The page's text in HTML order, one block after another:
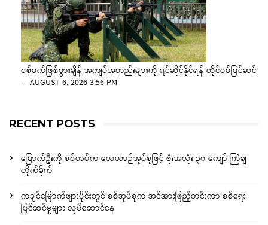
စစ်မက်ဖြစ်ပွားချိန် အကျပ်အတည်းများကို ရင်ဆိုင်နိုင်ရန် ထိုင်ဝမ်ပြင်ဆင်
—AUGUST 6, 2026 3:56 PM
RECENT POSTS
မြောက်ဦးကို စစ်တပ်က လေယာဉ်အုပ်စုဖြင့် ဗုံးအလုံး ၃၀ ကျော် ကြဲချ
တိုက်ခိုက်
ကချင်မြောက်ဖျားပိုင်းတွင် စစ်အုပ်စုက အင်အားဖြည့်တင်းကာ စစ်ရေး
ပြင်ဆင်မှုများ လုပ်ဆောင်နေ